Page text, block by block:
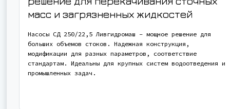
масс и загрязненных жидкостей
Насосы СД 250/22,5 Ливгидромаш – мощное решение для
больших объемов стоков. Надежная конструкция,
модификации для разных параметров, соответствие
стандартам. Идеальны для крупных систем водоотведения и
промышленных задач.